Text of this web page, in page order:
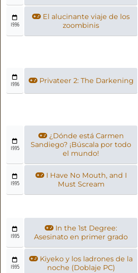
1996
El alucinante viaje de los
zoombinis
1996 Privateer 2: The Darkening
1995
¿Dónde está Carmen
Sandiego? ¡Búscala por todo
el mundo!
1995
I Have No Mouth, and I
Must Scream
1995
In the 1st Degree:
Asesinato en primer grado
1995
Kiyeko y los ladrones de la
noche (Doblaje PC)